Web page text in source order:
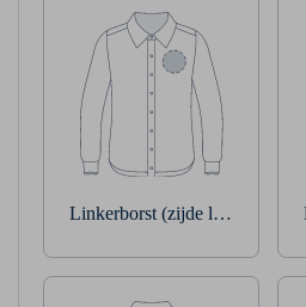
Linkerborst (zijde linkerarm)